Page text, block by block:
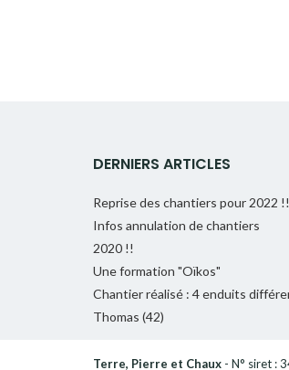
DERNIERS ARTICLES
Reprise des chantiers pour 2022 !!
Infos annulation de chantiers
2020 !!
Une formation "Oïkos"
Chantier réalisé : 4 enduits
Thomas (42)
Terre, Pierre et Chaux - N° siret :